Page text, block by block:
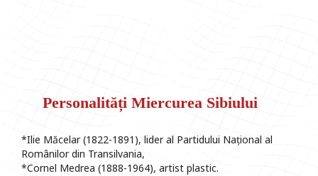
Personalități Miercurea Sibiului
*Ilie Măcelar (1822-1891), lider al Partidului Național al
Românilor din Transilvania,
*Cornel Medrea (1888-1964), artist plastic.